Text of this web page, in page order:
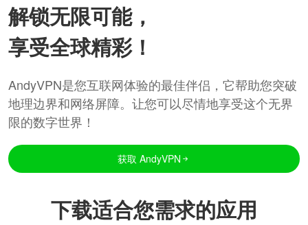
解锁无限可能，
享受全球精彩！
AndyVPN是您互联网体验的最佳伴侣，它帮助您突破
地理边界和网络屏障。让您可以尽情地享受这个无界
限的数字世界！
获取 AndyVPN
下载适合您需求的应用